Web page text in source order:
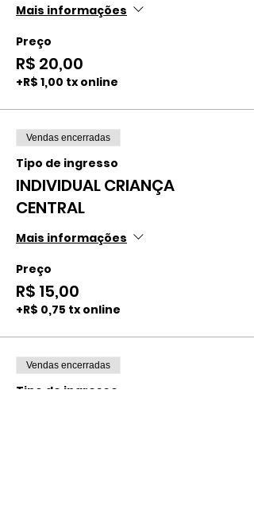
Mais informações
Preço
R$ 20,00
+R$ 1,00 tx online
Vendas encerradas
Tipo de ingresso
INDIVIDUAL CRIANÇA
CENTRAL
Mais informações
Preço
R$ 15,00
+R$ 0,75 tx online
Vendas encerradas
Tipo de ingresso